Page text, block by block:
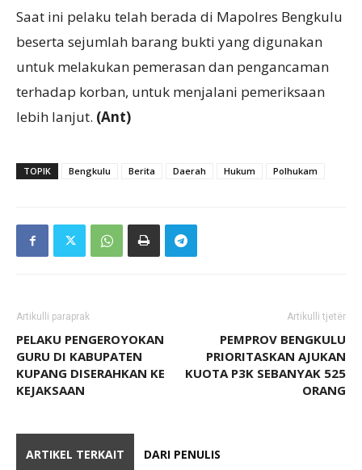
Saat ini pelaku telah berada di Mapolres Bengkulu
beserta sejumlah barang bukti yang digunakan
untuk melakukan pemerasan dan pengancaman
terhadap korban, untuk menjalani pemeriksaan
lebih lanjut. (Ant)
TOPIK Bengkulu Berita Daerah Hukum Polhukam
Artikulli paraprak
PELAKU PENGEROYOKAN
GURU DI KABUPATEN
KUPANG DISERAHKAN KE
KEJAKSAAN
Artikulli tjetër
PEMPROV BENGKULU
PRIORITASKAN AJUKAN
KUOTA P3K SEBANYAK 525
ORANG
ARTIKEL TERKAIT DARI PENULIS